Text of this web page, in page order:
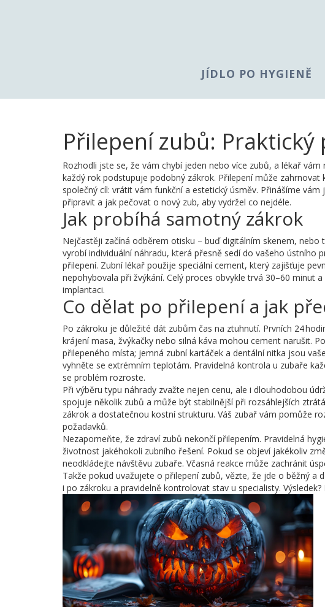
JÍDLO PO HYGIENĚ
Přilepení zubů: Praktický
Rozhodli jste se, že vám chybí jeden nebo více zubů, a lékař
každý rok podstupuje podobný zákrok. Přilepení může
společný cíl: vrátit vám funkční a estetický úsměv. Přinášíme
připravit a jak pečovat o nový zub, aby vydržel co nejdéle.
Jak probíhá samotný zákrok
Nejčastěji začíná odběrem otisku – buď digitálním skenem,
vyrobí individuální náhradu, která přesně sedí do vašeho
přilepení. Zubní lékař použije speciální cement, který zajišťuje
nepohybovala při žvýkání. Celý proces obvykle trvá 30–60
implantaci.
Co dělat po přilepení a jak
Po zákroku je důležité dát zubům čas na ztuhnutí. Prvních 24
krájení masa, žvýkačky nebo silná káva mohou cement narušit.
přilepeného místa; jemná zubní kartáček a dentální nitka jsou
vyhněte se extrémním teplotám. Pravidelná kontrola u zubaře
se problém rozroste.
Při výběru typu náhrady zvažte nejen cenu, ale i dlouhodobou
spojuje několik zubů a může být stabilnější při rozsáhlejších
zákrok a dostatečnou kostní strukturu. Váš zubař vám pomůže
požadavků.
Nezapomeňte, že zdraví zubů nekončí přilepením. Pravidelná
životnost jakéhokoli zubního řešení. Pokud se objeví jakékoliv
neodkládejte návštěvu zubaře. Včasná reakce může zachránit
Takže pokud uvažujete o přilepení zubů, vězte, že jde o běžný
i po zákroku a pravidelně kontrolovat stav u specialisty.